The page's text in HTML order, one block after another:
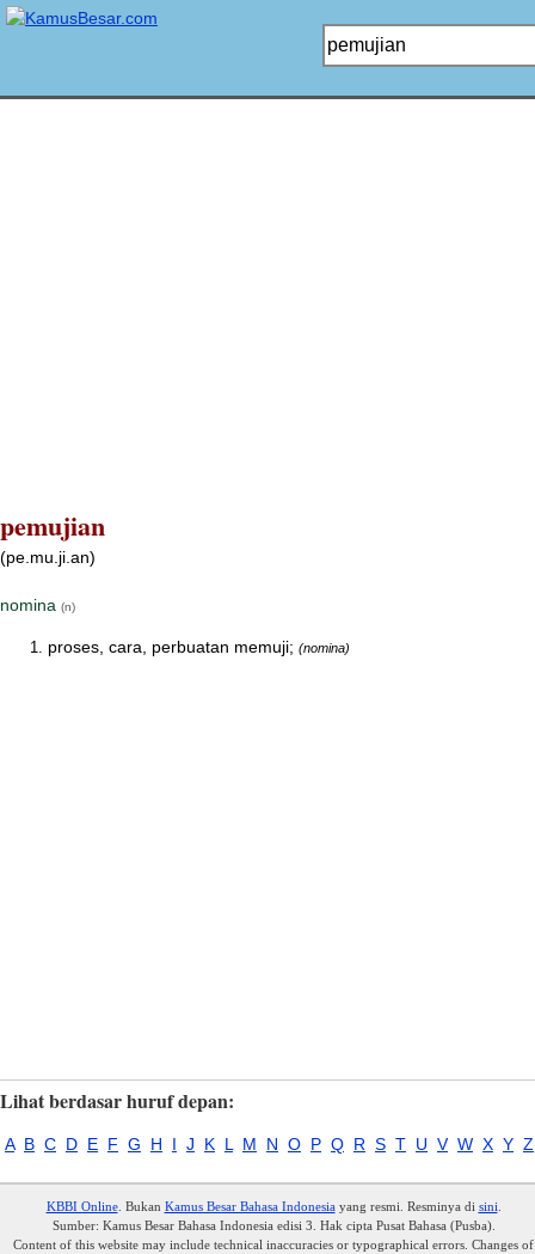
pemujian
(pe.mu.ji.an)
nomina (n)
proses, cara, perbuatan memuji; (nomina)
Lihat berdasar huruf depan:
A B C D E F G H I J K L M N O P Q R S T U V W X Y Z
KBBI Online. Bukan Kamus Besar Bahasa Indonesiayang resmi. Resminya di sini
Sumber: Kamus Besar Bahasa Indonesia edisi 3. Hak cipta Pusat Bahasa (Pusba).
Content of this website may include technical inaccuracies or typographical errors. Changes of